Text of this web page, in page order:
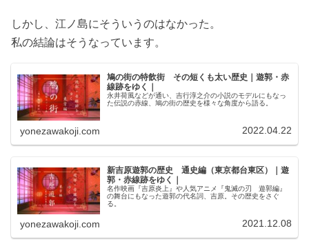
しかし、江ノ島にそういうのはなかった。
私の結論はそうなっています。
鳩の街の特飲街 その短くも太い歴史｜遊郭・赤
線跡をゆく｜
永井荷風などが通い、吉行淳之介の小説のモデルにもなっ
た伝説の赤線、鳩の街の歴史を様々な角度から語る。
yonezawakoji.com 2022.04.22
新吉原遊郭の歴史 通史編（東京都台東区）｜遊
郭・赤線跡をゆく｜
名作映画『吉原炎上』や人気アニメ『鬼滅の刃 遊郭編』
の舞台にもなった遊郭の代名詞、吉原。その歴史をさぐ
る。
yonezawakoji.com 2021.12.08